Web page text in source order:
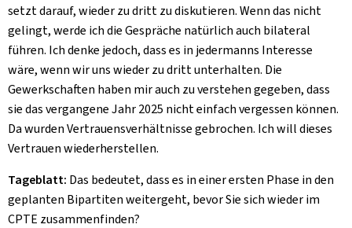
setzt darauf, wieder zu dritt zu diskutieren. Wenn das nicht
gelingt, werde ich die Gespräche natürlich auch bilateral
führen. Ich denke jedoch, dass es in jedermanns Interesse
wäre, wenn wir uns wieder zu dritt unterhalten. Die
Gewerkschaften haben mir auch zu verstehen gegeben, dass
sie das vergangene Jahr 2025 nicht einfach vergessen können.
Da wurden Vertrauensverhältnisse gebrochen. Ich will dieses
Vertrauen wiederherstellen.
Tageblatt: Das bedeutet, dass es in einer ersten Phase in den
geplanten Bipartiten weitergeht, bevor Sie sich wieder im
CPTE zusammenfinden?